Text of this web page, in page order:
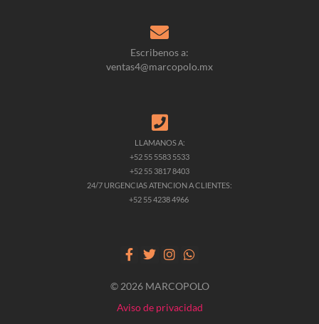
Escribenos a:
ventas4@marcopolo.mx
LLAMANOS A:
+52 55 5583 5533
+52 55 3817 8403
24/7 URGENCIAS ATENCION A CLIENTES:
+52 55 4238 4966
© 2026 MARCOPOLO
Aviso de privacidad